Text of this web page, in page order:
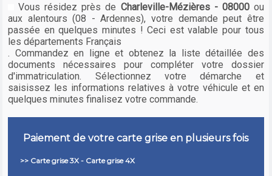
Vous résidez près de Charleville-Mézières - 08000ou
aux alentours (08 - Ardennes), votre demande peut être
passée en quelques minutes ! Ceci est valable pour tous
les départements Français
. Commandez en ligne et obtenez la liste détaillée des
documents nécessaires pour compléter votre dossier
d'immatriculation. Sélectionnez votre démarche et
saisissez les informations relatives à votre véhicule et en
quelques minutes finalisez votre commande.
Paiement de votre carte grise en plusieurs fois
>> Carte grise 3X - Carte grise 4X